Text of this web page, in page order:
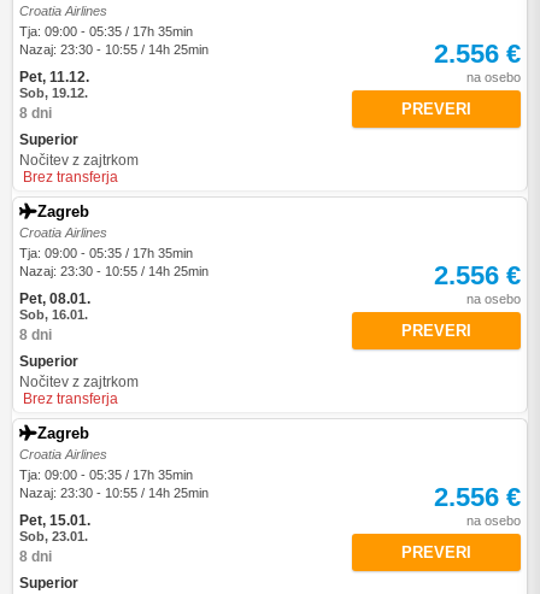
Croatia Airlines
Tja: 09:00 - 05:35 / 17h 35min
Nazaj: 23:30 - 10:55 / 14h 25min
Pet, 11.12.
Sob, 19.12.
8 dni
Superior
Nočitev z zajtrkom
Brez transferja
2.556 €
na osebo
PREVERI
Zagreb
Croatia Airlines
Tja: 09:00 - 05:35 / 17h 35min
Nazaj: 23:30 - 10:55 / 14h 25min
Pet, 08.01.
Sob, 16.01.
8 dni
Superior
Nočitev z zajtrkom
Brez transferja
2.556 €
na osebo
PREVERI
Zagreb
Croatia Airlines
Tja: 09:00 - 05:35 / 17h 35min
Nazaj: 23:30 - 10:55 / 14h 25min
Pet, 15.01.
Sob, 23.01.
8 dni
Superior
2.556 €
na osebo
PREVERI